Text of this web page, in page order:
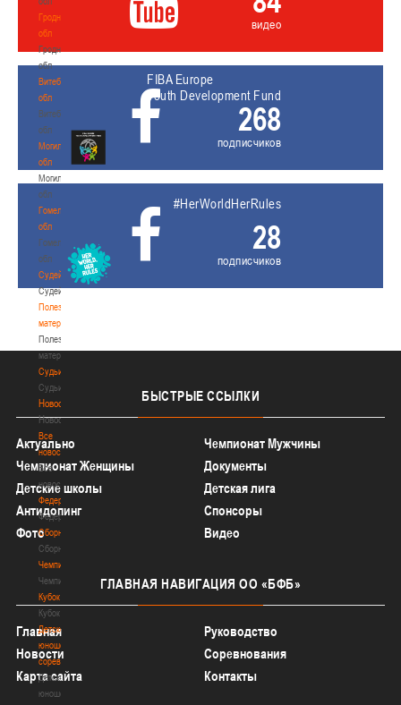
Гродненская
обл
Гродненская
обл
Витебская
обл
Витебская
обл
Могилевская
обл
Могилевская
обл
Гомельская
обл
Гомельская
обл
Судейство
Судейство
Полезные
материалы
Полезные
материалы
Судьи
Судьи
Новости
Новости
Все
новости
Все
новости
Федерация
Федерация
Сборные
Сборные
Чемпионат
Чемпионат
Кубок
Кубок
Детско-
юношеские
соревнования
Детско-
юношеские
видео
FIBA Europe
Youth Development Fund
268
подписчиков
#HerWorldHerRules
28
подписчиков
БЫСТРЫЕ ССЫЛКИ
Актуально
Чемпионат Мужчины
Чемпионат Женщины
Документы
Детские школы
Детская лига
Антидопинг
Спонсоры
Фото
Видео
ГЛАВНАЯ НАВИГАЦИЯ ОО «БФБ»
Главная
Руководство
Новости
Соревнования
Карта сайта
Контакты